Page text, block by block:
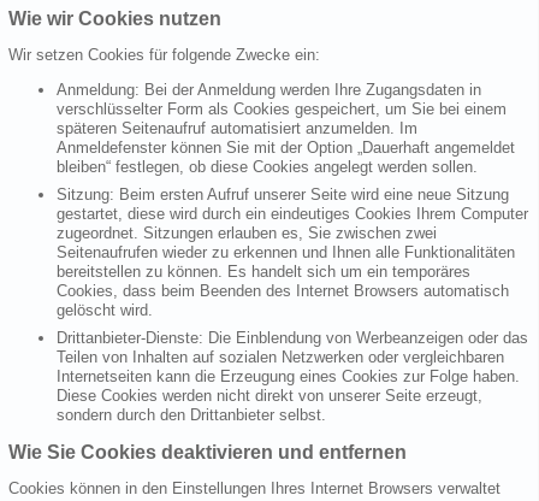
Wie wir Cookies nutzen
Wir setzen Cookies für folgende Zwecke ein:
Anmeldung: Bei der Anmeldung werden Ihre Zugangsdaten in
verschlüsselter Form als Cookies gespeichert, um Sie bei einem
späteren Seitenaufruf automatisiert anzumelden. Im
Anmeldefenster können Sie mit der Option „Dauerhaft angemeldet
bleiben“ festlegen, ob diese Cookies angelegt werden sollen.
Sitzung: Beim ersten Aufruf unserer Seite wird eine neue Sitzung
gestartet, diese wird durch ein eindeutiges Cookies Ihrem Computer
zugeordnet. Sitzungen erlauben es, Sie zwischen zwei
Seitenaufrufen wieder zu erkennen und Ihnen alle Funktionalitäten
bereitstellen zu können. Es handelt sich um ein temporäres
Cookies, dass beim Beenden des Internet Browsers automatisch
gelöscht wird.
Drittanbieter-Dienste: Die Einblendung von Werbeanzeigen oder das
Teilen von Inhalten auf sozialen Netzwerken oder vergleichbaren
Internetseiten kann die Erzeugung eines Cookies zur Folge haben.
Diese Cookies werden nicht direkt von unserer Seite erzeugt,
sondern durch den Drittanbieter selbst.
Wie Sie Cookies deaktivieren und entfernen
Cookies können in den Einstellungen Ihres Internet Browsers verwaltet